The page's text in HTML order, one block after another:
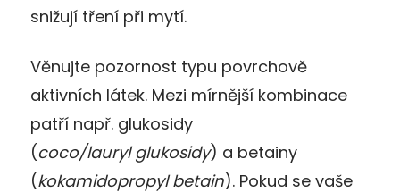
snižují tření při mytí.
Věnujte pozornost typu povrchově
aktivních látek. Mezi mírnější kombinace
patří např. glukosidy
(coco/laurylglukosidy) a betainy
(kokamidopropyl betain). Pokud se vaše